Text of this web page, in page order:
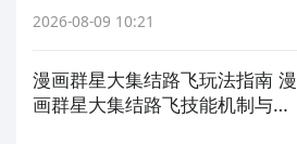
2026-08-09 10:21
漫画群星大集结路飞玩法指南 漫
画群星大集结路飞技能机制与实